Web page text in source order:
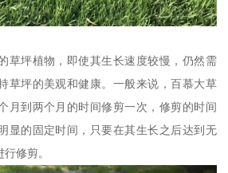
草坪植物，即使其生长速度较慢，仍然需
草坪的美观和健康。一般来说，百慕大草
月到两个月的时间修剪一次，修剪的时间
显的固定时间，只要在其生长之后达到无
修剪。